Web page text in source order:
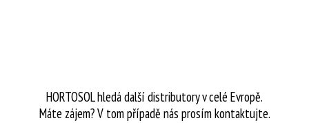
HORTOSOL hledá další distributory v celé Evropě.
Máte zájem? V tom případě nás prosím kontaktujte.